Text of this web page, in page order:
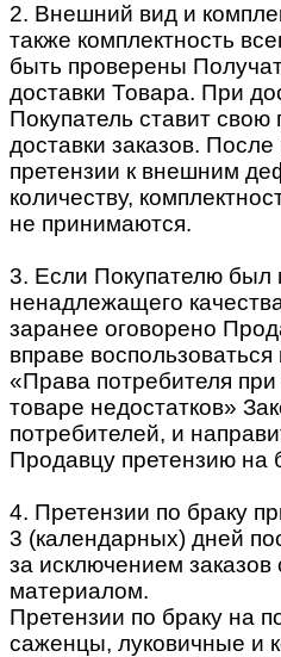
2. Внешний вид и
также комплектность
быть проверены
доставки Товара. При
Покупатель ставит свою
доставки заказов.
претензии к внешним
количеству,
не принимаются.
3. Если Покупателю был
ненадлежащего
заранее оговорено
вправе
«Права потребителя
товаре недостатков»
потребителей, и
Продавцу претензию на
4. Претензии по браку
3 (календарных) дней
за исключением
материалом.
Претензии по браку на
саженцы, луковичные и